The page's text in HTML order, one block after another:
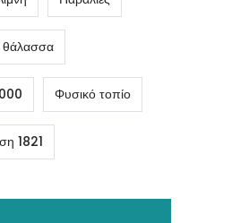
θάλασσα
Φυσικό τοπίο
1821